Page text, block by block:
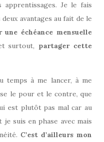
Je le fais
avantages au fait de le
une échéance mensuelle
surtout, partager cette
temps à me lancer, à me
le pour et le contre, que
est plutôt pas mal car au
suis en phase avec mais
C’est d’ailleurs mon